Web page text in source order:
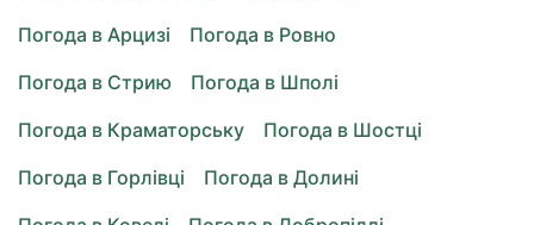
Погода в Арцизі
Погода в Ровно
Погода в Стрию
Погода в Шполі
Погода в Краматорську
Погода в Шостці
Погода в Горлівці
Погода в Долині